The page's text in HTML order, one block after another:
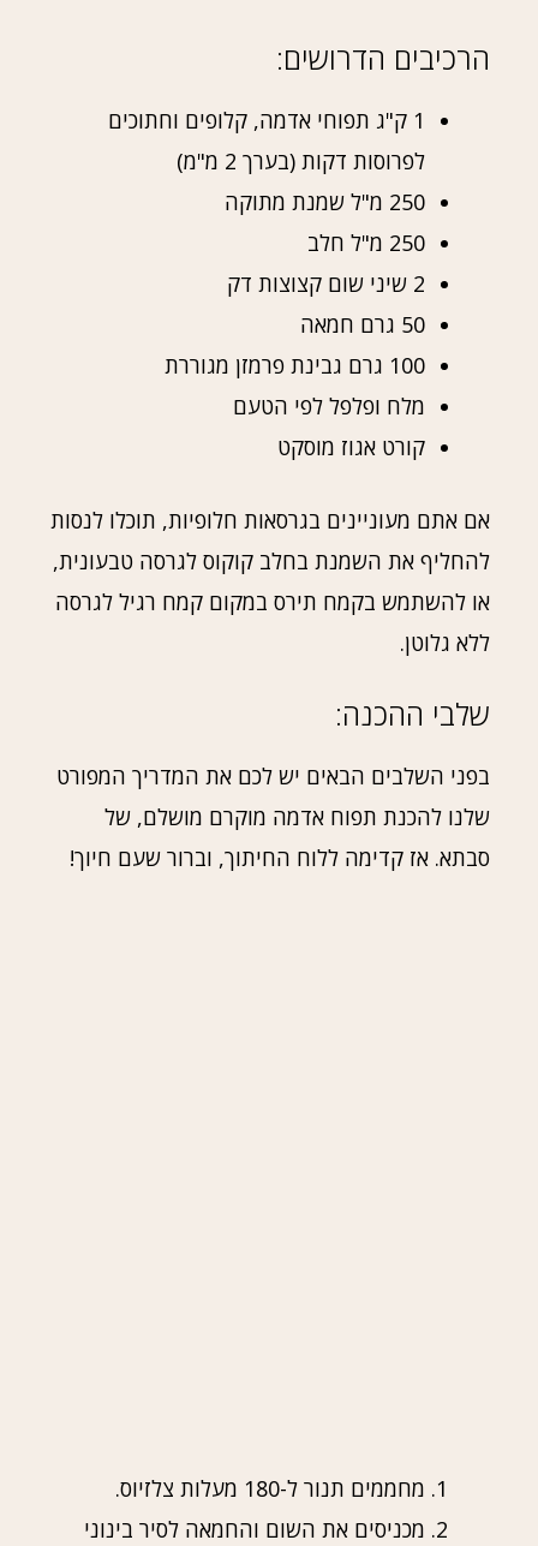
הרכיבים הדרושים:
1 ק"ג תפוחי אדמה, קלופים וחתוכים
לפרוסות דקות (בערך 2 מ"מ)
250 מ"ל שמנת מתוקה
250 מ"ל חלב
2 שיני שום קצוצות דק
50 גרם חמאה
100 גרם גבינת פרמזן מגוררת
מלח ופלפל לפי הטעם
קורט אגוז מוסקט
אם אתם מעוניינים בגרסאות חלופיות, תוכלו לנסות
להחליף את השמנת בחלב קוקוס לגרסה טבעונית,
או להשתמש בקמח תירס במקום קמח רגיל לגרסה
ללא גלוטן.
שלבי ההכנה:
בפני השלבים הבאים יש לכם את המדריך המפורט
שלנו להכנת תפוח אדמה מוקרם מושלם, של
סבתא. אז קדימה ללוח החיתוך, וברור שעם חיוך!
מחממים תנור ל-180 מעלות צלזיוס.
מכניסים את השום והחמאה לסיר בינוני